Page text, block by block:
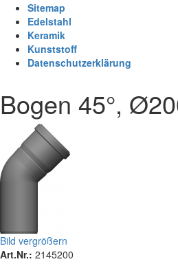
Sitemap
Edelstahl
Keramik
Kunststoff
Datenschutzerklärung
Bogen 45°,
Bild vergrößern
Art.Nr.: 2145200